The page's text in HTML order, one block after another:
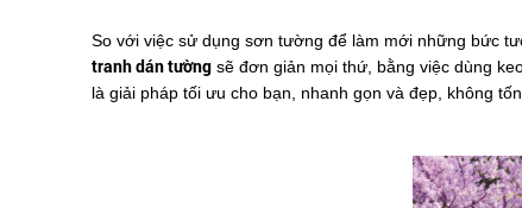
So với việc sử dụng sơn tường để làm mới những bức
tranh dán tường sẽ đơn giản mọi thứ, bằng việc dùng
là giải pháp tối ưu cho bạn, nhanh gọn và đẹp, không